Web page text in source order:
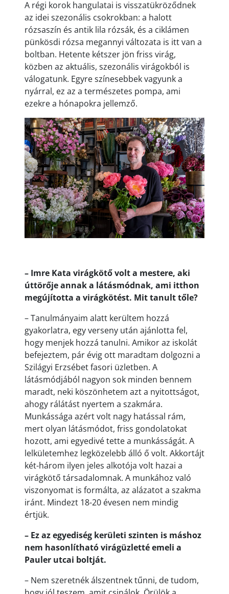
A régi korok hangulatai is visszatükröződnek
az idei szezonális csokrokban: a halott
rózsaszín és antik lila rózsák, és a ciklámen
pünkösdi rózsa megannyi változata is itt van a
boltban. Hetente kétszer jön friss virág,
közben az aktuális, szezonális virágokból is
válogatunk. Egyre színesebbek vagyunk a
nyárral, ez az a természetes pompa, ami
ezekre a hónapokra jellemző.
– Imre Kata virágkötő volt a mestere, aki
úttörője annak a látásmódnak, ami itthon
megújította a virágkötést. Mit tanult tőle?
– Tanulmányaim alatt kerültem hozzá
gyakorlatra, egy verseny után ajánlotta fel,
hogy menjek hozzá tanulni. Amikor az iskolát
befejeztem, pár évig ott maradtam dolgozni a
Szilágyi Erzsébet fasori üzletben. A
látásmódjából nagyon sok minden bennem
maradt, neki köszönhetem azt a nyitottságot,
ahogy rálátást nyertem a szakmára.
Munkássága azért volt nagy hatással rám,
mert olyan látásmódot, friss gondolatokat
hozott, ami egyedivé tette a munkásságát. A
lelkületemhez legközelebb álló ő volt. Akkortájt
két-három ilyen jeles alkotója volt hazai a
virágkötő társadalomnak. A munkához való
viszonyomat is formálta, az alázatot a szakma
iránt. Mindezt 18-20 évesen nem mindig
értjük.
– Ez az egyediség kerületi szinten is máshoz
nem hasonlítható virágüzletté emeli a
Pauler utcai boltját.
– Nem szeretnék álszentnek tűnni, de tudom,